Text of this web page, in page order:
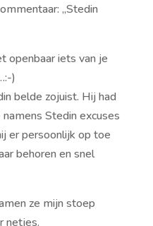
,,Stedin
openbaar iets van je
)
belde zojuist. Hij had
Stedin excuses
er persoonlijk op toe
behoren en snel
ze mijn stoep
netjes.